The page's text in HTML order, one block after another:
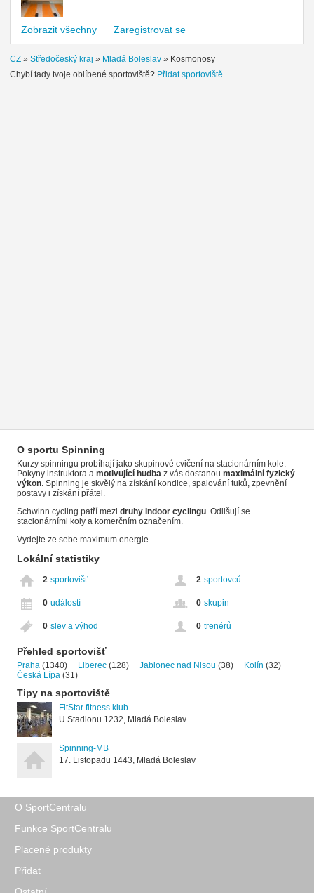
Zobrazit všechny Zaregistrovat se
CZ » Středočeský kraj » Mladá Boleslav » Kosmonosy
Chybí tady tvoje oblíbené sportoviště? Přidat sportoviště.
O sportu Spinning
Kurzy spinningu probíhají jako skupinové cvičení na stacionárním kole.
Pokyny instruktora a motivující hudba z vás dostanou maximální fyzický
výkon . Spinning je skvělý na získání kondice, spalování tuků, zpevnění
postavy i získání přátel.
Schwinn cycling patří mezi druhy Indoor cyclingu . Odlišují se
stacionárními koly a komerčním označením.
Vydejte ze sebe maximum energie.
Lokální statistiky
2 sportovišť 2 sportovců
0 událostí 0 skupin
0 slev a výhod 0 trenérů
Přehled sportovišť
Praha (1340) Liberec (128) Jablonec nad Nisou (38) Kolín (32)
Česká Lípa (31)
Tipy na sportoviště
FitStar fitness klub
U Stadionu 1232, Mladá Boleslav
Spinning-MB
17. Listopadu 1443, Mladá Boleslav
O SportCentralu
Funkce SportCentralu
Placené produkty
Přidat